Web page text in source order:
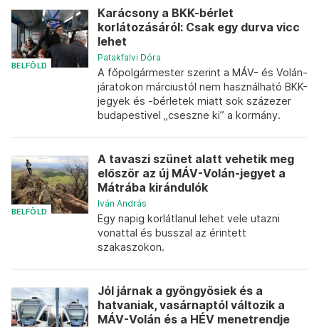
BELFÖLD
Karácsony a BKK-bérlet
korlátozásáról: Csak egy durva vicc
lehet
Patakfalvi Dóra
A főpolgármester szerint a MÁV- és Volán-
járatokon márciustól nem használható BKK-
jegyek és -bérletek miatt sok százezer
budapestivel „cseszne ki” a kormány.
BELFÖLD
A tavaszi szünet alatt vehetik meg
először az új MÁV-Volán-jegyet a
Mátrába kirándulók
Iván András
Egy napig korlátlanul lehet vele utazni
vonattal és busszal az érintett
szakaszokon.
Jól járnak a gyöngyösiek és a
hatvaniak, vasárnaptól változik a
MÁV-Volán és a HÉV menetrendje